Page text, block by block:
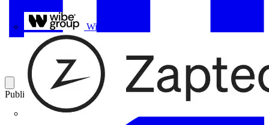
Wibe Group
Publicerad: 6 oktober 2023 Kategori: Branschnyheter